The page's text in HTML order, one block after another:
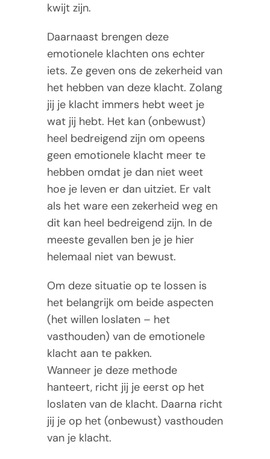
kwijt zijn.
Daarnaast brengen deze
emotionele klachten ons echter
iets. Ze geven ons de zekerheid van
het hebben van deze klacht. Zolang
jij je klacht immers hebt weet je
wat jij hebt. Het kan (onbewust)
heel bedreigend zijn om opeens
geen emotionele klacht meer te
hebben omdat je dan niet weet
hoe je leven er dan uitziet. Er valt
als het ware een zekerheid weg en
dit kan heel bedreigend zijn. In de
meeste gevallen ben je je hier
helemaal niet van bewust.
Om deze situatie op te lossen is
het belangrijk om beide aspecten
(het willen loslaten – het
vasthouden) van de emotionele
klacht aan te pakken.
Wanneer je deze methode
hanteert, richt jij je eerst op het
loslaten van de klacht. Daarna richt
jij je op het (onbewust) vasthouden
van je klacht.